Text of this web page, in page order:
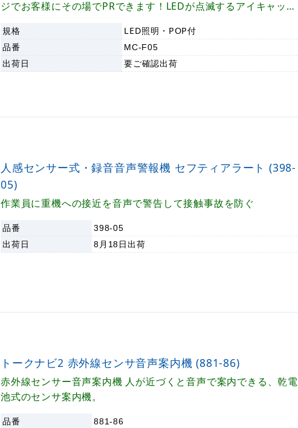
ジでお客様にその場でPRできます！LEDが点滅するアイキャッチ
規格
LED照明・POP付
品番
MC-F05
出荷日 要ご確認出荷
人感センサー式・録音音声警報機 セフティアラート (398-
05)
作業員に重機への接近を音声で警告して接触事故を防ぐ
品番 398-05
出荷日 8月18日出荷
トークナビ2 赤外線センサ音声案内機 (881-86)
赤外線センサー音声案内機 人が近づくと音声で案内できる、乾電
池式のセンサ案内機。
品番 881-86